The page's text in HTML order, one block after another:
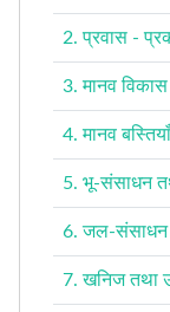
2. प्रवास -
3. मानव विकास
4. मानव बस्तियाँ
5. भू-संसाधन
6. जल-संसाधन
7. खनिज तथा